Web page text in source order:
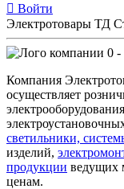
Войти
Электротовары ТД
0 -
Компания
осуществляет
светильники,
изделий,
продукции ведущих
ценам.